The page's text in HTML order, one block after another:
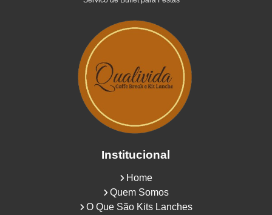
Institucional
Home
Quem Somos
O Que São Kits Lanches